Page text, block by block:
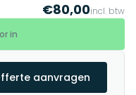
€80,00incl. btw
in
aanvragen